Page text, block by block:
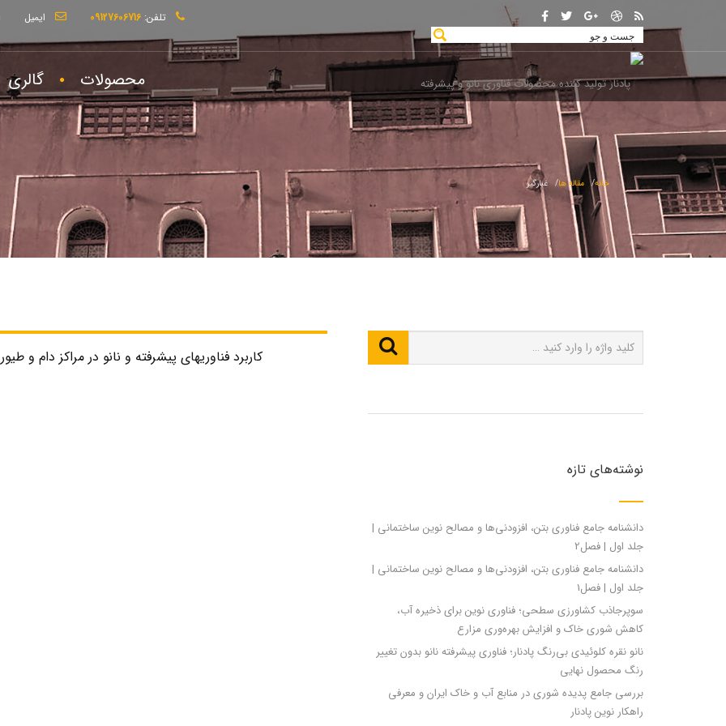
تلفن: 09127606716 ایمیل
محصولات گالری
خانه مقاله ها غبارگیر
کاربرد فناوریهای پیشرفته و نانو در مراکز دام و طیور
نوشته‌های تازه
دانشنامه جامع فناوری بتن، افزودنی‌ها و مصالح نوین ساختمانی |
جلد اول | فصل2
دانشنامه جامع فناوری بتن، افزودنی‌ها و مصالح نوین ساختمانی |
جلد اول | فصل1
سوپرجاذب کشاورزی سطحی؛ فناوری نوین برای ذخیره آب،
کاهش شوری خاک و افزایش بهره‌وری مزارع
نانو نقره کلوئیدی بی‌رنگ پادنار؛ فناوری پیشرفته نانو بدون تغییر
رنگ محصول نهایی
بررسی جامع پدیده شوری در منابع آب و خاک ایران و معرفی
راهکار نوین پادنار